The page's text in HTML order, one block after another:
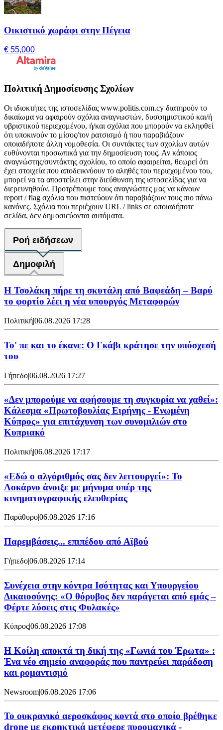
Οικιστικό χωράφι στην Πέγεια
€ 55,000
Πολιτική Δημοσίευσης Σχολίων
Οι ιδιοκτήτες της ιστοσελίδας www.politis.com.cy διατηρούν το
δικαίωμα να αφαιρούν σχόλια αναγνωστών, δυσφημιστικού και/ή
υβριστικού περιεχομένου, ή/και σχόλια που μπορούν να εκληφθεί
ότι υποκινούν το μίσος/τον ρατσισμό ή που παραβιάζουν
οποιαδήποτε άλλη νομοθεσία. Οι συντάκτες των σχολίων αυτών
ευθύνονται προσωπικά για την δημοσίευση τους. Αν κάποιος
αναγνώστης/συντάκτης σχολίου, το οποίο αφαιρείται, θεωρεί ότι
έχει στοιχεία που αποδεικνύουν το αληθές του περιεχομένου του,
μπορεί να τα αποστείλει στην διεύθυνση της ιστοσελίδας για να
διερευνηθούν. Προτρέπουμε τους αναγνώστες μας να κάνουν
report / flag σχόλια που πιστεύουν ότι παραβιάζουν τους πιο πάνω
κανόνες. Σχόλια που περιέχουν URL / links σε οποιαδήποτε
σελίδα, δεν δημοσιεύονται αυτόματα.
Ροή ειδήσεων
Δημοφιλή
Η Τσολάκη πήρε τη σκυτάλη από Βαφεάδη – Βαρύ
το φορτίο λέει η νέα υπουργός Μεταφορών
Πολιτική|06.08.2026 17:28
Το' πε και το έκανε: Ο Γκάβι κράτησε την υπόσχεσή
του
Γήπεδο|06.08.2026 17:27
«Δεν μπορούμε να αφήσουμε τη συγκυρία να χαθεί»:
Κάλεσμα «Πρωτοβουλίας Ειρήνης - Ενωμένη
Κύπρος» για επιτάχυνση των συνομιλιών στο
Κυπριακό
Πολιτική|06.08.2026 17:17
«Εδώ ο αλγόριθμός σας δεν λειτουργεί»: Το
Λοκάρνο άνοιξε με μήνυμα υπέρ της
κινηματογραφικής ελευθερίας
Παράθυρο|06.08.2026 17:16
Παρεμβάσεις... επιπέδου από Αϊβού
Γήπεδο|06.08.2026 17:14
Συνέχεια στην κόντρα Ισότητας και Υπουργείου
Δικαιοσύνης: «Ο θόρυβος δεν παράγεται από εμάς –
Φέρτε λύσεις στις Φυλακές»
Κύπρος|06.08.2026 17:08
Η Κοίλη αποκτά τη δική της «Γωνιά του Έρωτα» :
Ένα νέο σημείο αναφοράς που παντρεύει παράδοση
και ρομαντισμό
Newsroom|06.08.2026 17:06
Το ουκρανικό αεροσκάφος κοντά στο οποίο βρέθηκε
drone με εκρηκτικά μετέφερε πυρομαχικά -